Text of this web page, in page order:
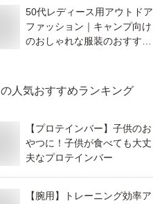
50代レディース用アウトドア
ファッション｜キャンプ向け
のおしゃれな服装のおすすめ
の人気おすすめランキング
【プロテインバー】子供のお
やつに！子供が食べても大丈
夫なプロテインバー
【腕用】トレーニング効率ア